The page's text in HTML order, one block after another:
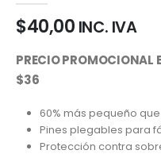
$40,00 INC. IVA
PRECIO PROMOCIONAL
$36
60% más pequeño
Pines plegables para
Protección contra